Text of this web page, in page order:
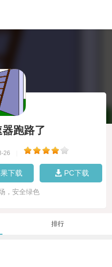
跑路了
26
下载 PC下载
，安全绿色
排行